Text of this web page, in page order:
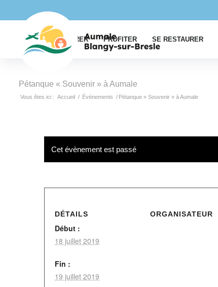
EXPLORER PROFITER SE RESTAURER
Pétanque « Souvenir » à Aumale
Vous êtes ici : Accueil / Évènements / Pétanque « Souvenir » à Aumale
Cet évènement est passé
DÉTAILS
Début :
18 juillet 2019
Fin :
19 juillet 2019
ORGANISATEUR